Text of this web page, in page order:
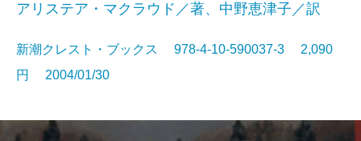
アリステア・マクラウド／著、中野恵津子／訳
新潮クレスト・ブックス 978-4-10-590037-3 2,090
円 2004/01/30